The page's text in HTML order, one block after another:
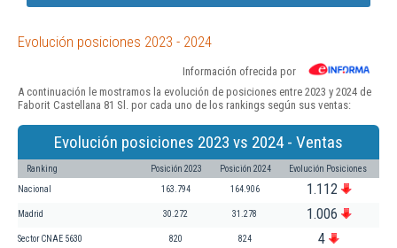
Evolución posiciones 2023 - 2024
Información ofrecida por
A continuación le mostramos la evolución de posiciones entre 2023 y 2024 de
Faborit Castellana 81 Sl. por cada uno de los rankings según sus ventas:
Evolución posiciones 2023 vs 2024 - Ventas
Ranking Posición 2023 Posición 2024 Evolución Posiciones
Nacional 163.794 164.906 1.112
Madrid 30.272 31.278 1.006
Sector CNAE 5630 820 824 4